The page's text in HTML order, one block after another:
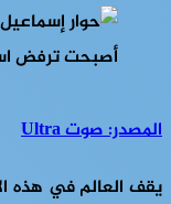
المصدر: صوت Ultra
يقف العالم في هذه